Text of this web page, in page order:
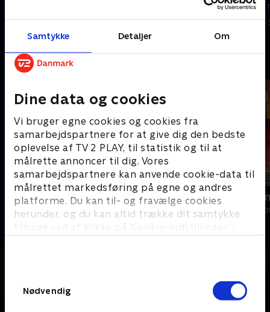
Samtykke Detaljer Om
Dine data og cookies
Vi bruger egne cookies og cookies fra
samarbejdspartnere for at give dig den bedste
oplevelse af TV 2 PLAY, til statistik og til at
målrette annoncer til dig. Vores
samarbejdspartnere kan anvende cookie-data til
målrettet markedsføring på egne og andres
platforme. Du kan til- og fravælge cookies
herunder, og du kan altid trække dit samtykke
tilbage ved at klikke på ’Cookie-indstillinger’ i
Nødvendig
og laver et comedyshow med
16. september 2024 • 39 min
kommer videre, og om det
overhovedet er muligt at lave
23. september 2024 • 40 min
Andre så også
Helt sort
Livsstil • 7 sæsoner
Linde på
Livsstil • 5